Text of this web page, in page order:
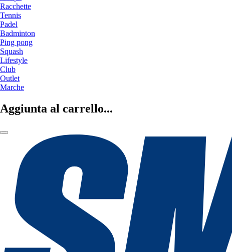
Racchette
Tennis
Padel
Badminton
Ping pong
Squash
Lifestyle
Club
Outlet
Marche
Aggiunta al carrello...